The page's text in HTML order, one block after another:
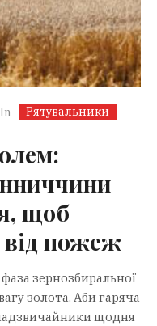
In Рятувальники
щоб
від пожеж
зернозбиральної
золота. Аби гаряча
щодня